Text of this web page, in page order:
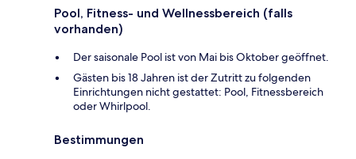
Pool, Fitness- und Wellnessbereich (falls
vorhanden)
Der saisonale Pool ist von Mai bis Oktober geöffnet.
Gästen bis 18 Jahren ist der Zutritt zu folgenden
Einrichtungen nicht gestattet: Pool, Fitnessbereich
oder Whirlpool.
Bestimmungen